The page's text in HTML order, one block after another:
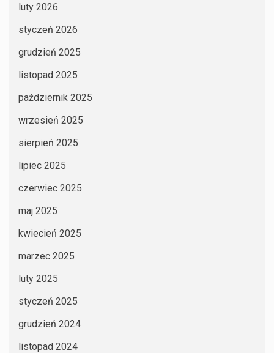
luty 2026
styczeń 2026
grudzień 2025
listopad 2025
październik 2025
wrzesień 2025
sierpień 2025
lipiec 2025
czerwiec 2025
maj 2025
kwiecień 2025
marzec 2025
luty 2025
styczeń 2025
grudzień 2024
listopad 2024